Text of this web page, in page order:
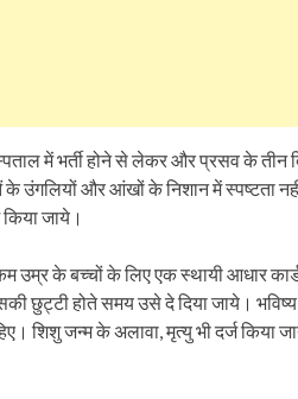
में भर्ती होने से लेकर और प्रसव के
के उंगलियों और आंखों के निशान में स्पष्टता
जाये।
के बच्चों के लिए एक स्थायी आधार
छुट्टी होते समय उसे दे दिया जाये।
शिशु जन्म के अलावा, मृत्यु भी दर्ज